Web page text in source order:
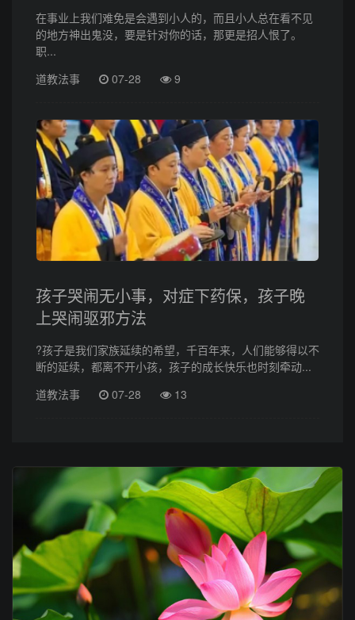
在事业上我们难免是会遇到小人的，而且小人总在看不见
的地方神出鬼没，要是针对你的话，那更是招人恨了。
职...
道教法事
07-28 9
孩子哭闹无小事，对症下药保，孩子晚
上哭闹驱邪方法
?孩子是我们家族延续的希望，千百年来，人们能够得以不
断的延续，都离不开小孩，孩子的成长快乐也时刻牵动...
道教法事
07-28 13